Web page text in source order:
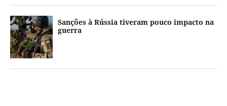
Sanções à Rússia tiveram pouco impacto na
guerra